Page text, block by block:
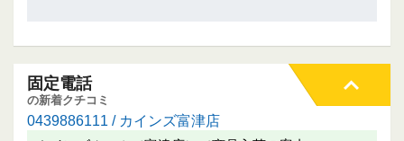
固定電話
の新着クチコミ
0439886111 / カインズ富津店